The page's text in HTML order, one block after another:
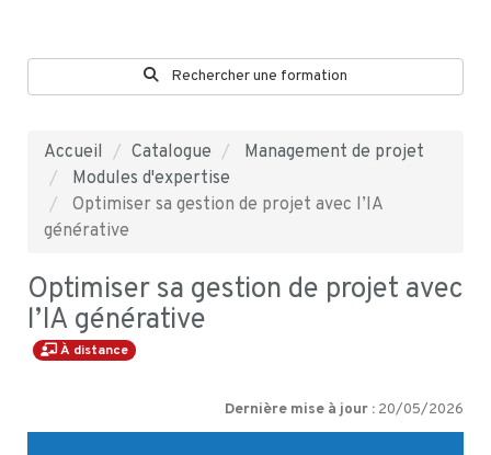
Rechercher une formation
Accueil Catalogue
Management de projet
Modules d'expertise
Optimiser sa gestion de projet avec l’IA
générative
Optimiser sa gestion de projet avec
l’IA générative
À distance
Dernière mise à jour : 20/05/2026